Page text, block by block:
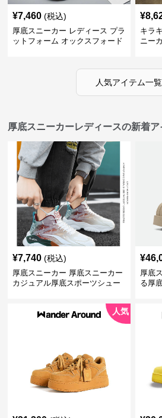
¥7,460 (税込)
厚底スニーカー レディース プラ
ットフォーム オックスフォード
¥
キラ
ニー
人気アイテム一
厚底スニーカーレディースの新着ア
¥7,740 (税込)
厚底スニーカー 厚底スニーカー
カジュアル厚底スポーツシュー
¥
厚底
る厚
人気